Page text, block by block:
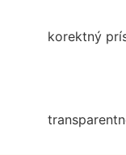
korektný